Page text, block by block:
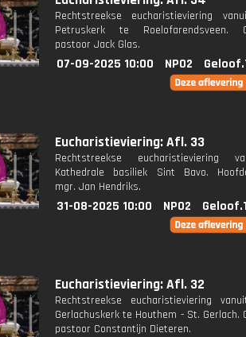
Rechtstreekse eucharistieviering
Petruskerk te Roelofarendsveen.
pastoor Jack Glas.
07-09-2025 10:00 NPO2
Eucharistieviering: Afl. 33
Rechtstreekse eucharistieviering
Kathedrale basiliek Sint Bavo.
mgr. Jan Hendriks.
31-08-2025 10:00 NPO2
Eucharistieviering: Afl. 32
Rechtstreekse eucharistieviering
Gerlachuskerk te Houthem - St. Gerlach.
pastoor Constantijn Dieteren.